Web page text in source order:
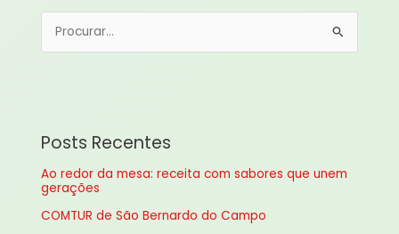
i
s
Posts Recentes
Ao redor da mesa: receita com sabores que unem
gerações
COMTUR de São Bernardo do Campo